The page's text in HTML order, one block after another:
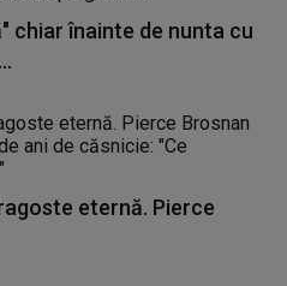
chiar înainte de nunta cu
eternă. Pierce